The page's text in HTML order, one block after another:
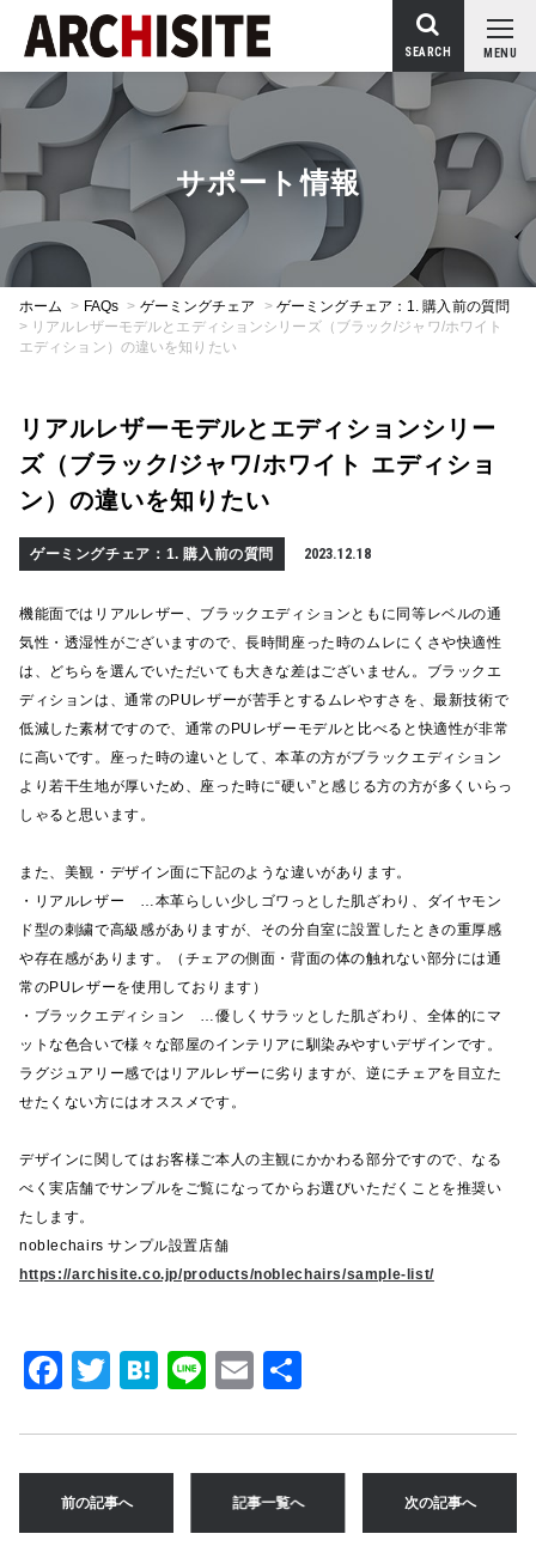
MENU
SEARCH
サポート情報
ホーム > FAQs > ゲーミングチェア > ゲーミングチェア：1. 購入前の質問
> リアルレザーモデルとエディションシリーズ（ブラック/ジャワ/ホワイト
エディション）の違いを知りたい
リアルレザーモデルとエディションシリー
ズ（ブラック/ジャワ/ホワイト エディショ
ン）の違いを知りたい
ゲーミングチェア：1. 購入前の質問 2023.12.18
機能面ではリアルレザー、ブラックエディションともに同等レベルの通
気性・透湿性がございますので、長時間座った時のムレにくさや快適性
は、どちらを選んでいただいても大きな差はございません。ブラックエ
ディションは、通常のPUレザーが苦手とするムレやすさを、最新技術で
低減した素材ですので、通常のPUレザーモデルと比べると快適性が非常
に高いです。座った時の違いとして、本革の方がブラックエディション
より若干生地が厚いため、座った時に“硬い”と感じる方の方が多くいらっ
しゃると思います。
また、美観・デザイン面に下記のような違いがあります。
・リアルレザー …本革らしい少しゴワっとした肌ざわり、ダイヤモン
ド型の刺繍で高級感がありますが、その分自室に設置したときの重厚感
や存在感があります。（チェアの側面・背面の体の触れない部分には通
常のPUレザーを使用しております）
・ブラックエディション …優しくサラッとした肌ざわり、全体的にマ
ットな色合いで様々な部屋のインテリアに馴染みやすいデザインです。
ラグジュアリー感ではリアルレザーに劣りますが、逆にチェアを目立た
せたくない方にはオススメです。
デザインに関してはお客様ご本人の主観にかかわる部分ですので、なる
べく実店舗でサンプルをご覧になってからお選びいただくことを推奨い
たします。
noblechairs サンプル設置店舗
https://archisite.co.jp/products/noblechairs/sample-list/
F
c
e
b
T
it
te
r
H
e
n
a
Li
e
E
ai
l
前の記事へ 記事一覧へ 次の記事へ